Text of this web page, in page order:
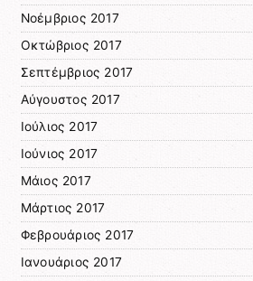
Νοέμβριος 2017
Οκτώβριος 2017
Σεπτέμβριος 2017
Αύγουστος 2017
Ιούλιος 2017
Ιούνιος 2017
Μάιος 2017
Μάρτιος 2017
Φεβρουάριος 2017
Ιανουάριος 2017